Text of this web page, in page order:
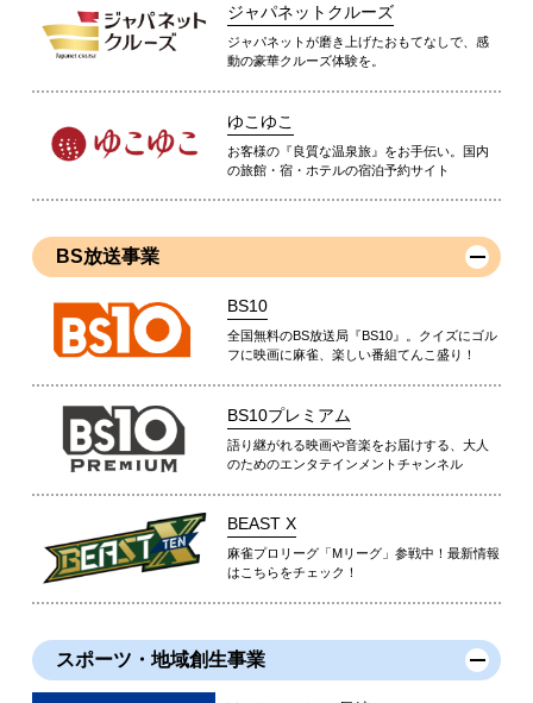
ジャパネットクルーズ
ジャパネットが磨き上げたおもてなしで、感
動の豪華クルーズ体験を。
ゆこゆこ
お客様の『良質な温泉旅』をお手伝い。国内
の旅館・宿・ホテルの宿泊予約サイト
BS放送事業
BS10
全国無料のBS放送局『BS10』。クイズにゴル
フに映画に麻雀、楽しい番組てんこ盛り！
BS10プレミアム
語り継がれる映画や音楽をお届けする、大人
のためのエンタテインメントチャンネル
BEAST X
麻雀プロリーグ「Mリーグ」参戦中！最新情報
はこちらをチェック！
スポーツ・地域創生事業